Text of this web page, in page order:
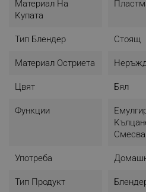
- Цвят: Бял с дървен акцент
Материал На
Купата
Тип Блендер Стоящ
Материал Остриета
Цвят Бял
Функции
Употреба
Тип Продукт